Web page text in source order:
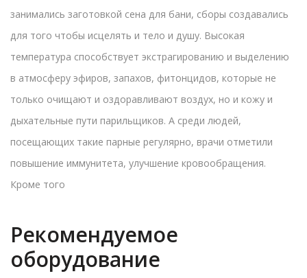
занимались заготовкой сена для бани, сборы создавались
для того чтобы исцелять и тело и душу. Высокая
температура способствует экстрагированию и выделению
в атмосферу эфиров, запахов, фитонцидов, которые не
только очищают и оздоравливают воздух, но и кожу и
дыхательные пути парильщиков. А среди людей,
посещающих такие парные регулярно, врачи отметили
повышение иммунитета, улучшение кровообращения.
Кроме того
Рекомендуемое
оборудование